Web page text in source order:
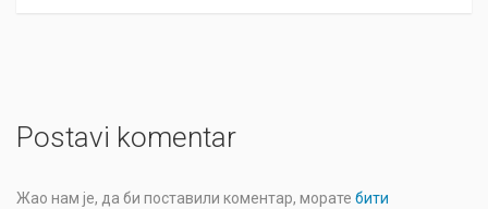
Postavi komentar
Жао нам је, да би поставили коментар, морате бити